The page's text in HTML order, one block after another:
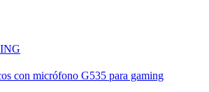
con micrófono G535 para gaming